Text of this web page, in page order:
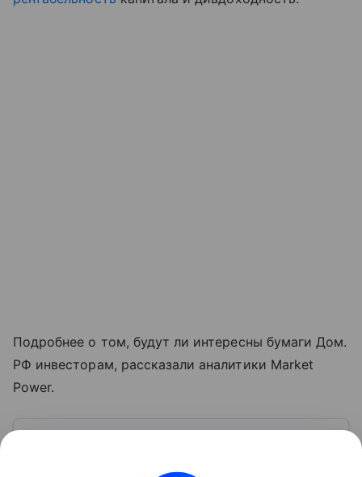
Подробнее о том, будут ли интересны бумаги Дом.
РФ инвесторам, рассказали аналитики Market
Power.